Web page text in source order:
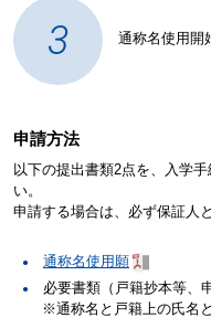
3 通称名使用開
申請方法
以下の提出書類2点を、入学
い。
申請する場合は、必ず保証人
通称名使用願
必要書類（戸籍抄本等、
※通称名と戸籍上の氏名